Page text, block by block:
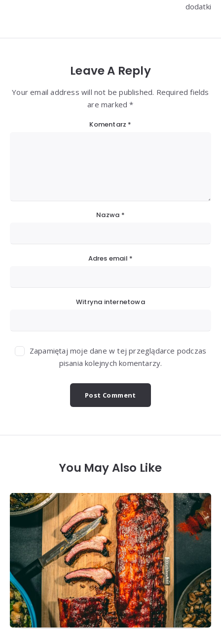
dodatki
Leave A Reply
Your email address will not be published. Required fields
are marked *
Komentarz *
Nazwa *
Adres email *
Witryna internetowa
Zapamiętaj moje dane w tej przeglądarce podczas
pisania kolejnych komentarzy.
You May Also Like